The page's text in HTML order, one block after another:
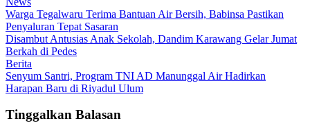
Warga Tegalwaru Terima Bantuan Air Bersih, Babinsa Pastikan
Penyaluran Tepat Sasaran
Disambut Antusias Anak Sekolah, Dandim Karawang Gelar Jumat
Berkah di Pedes
Berita
Senyum Santri, Program TNI AD Manunggal Air Hadirkan
Harapan Baru di Riyadul Ulum
Tinggalkan Balasan